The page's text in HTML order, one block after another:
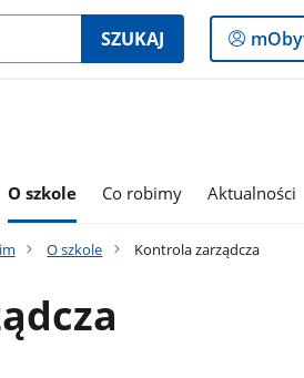
SZUKAJ
do
O szkole Co robimy Aktualności
O szkole Kontrola zarządcza